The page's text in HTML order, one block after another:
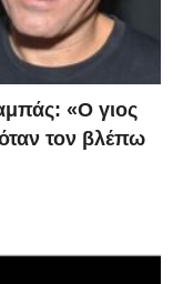
«Ο γιος
τον βλέπω